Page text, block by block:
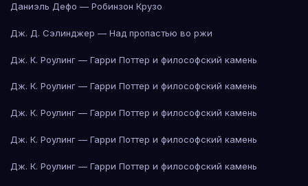
Даниэль Дефо — Робинзон Крузо
Дж. Д. Сэлинджер — Над пропастью во ржи
Дж. К. Роулинг — Гарри Поттер и философский камень
Дж. К. Роулинг — Гарри Поттер и философский камень
Дж. К. Роулинг — Гарри Поттер и философский камень
Дж. К. Роулинг — Гарри Поттер и философский камень
Дж. К. Роулинг — Гарри Поттер и философский камень